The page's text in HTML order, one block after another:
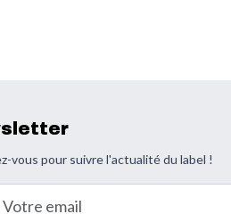
vous pour suivre l'actualité du label !